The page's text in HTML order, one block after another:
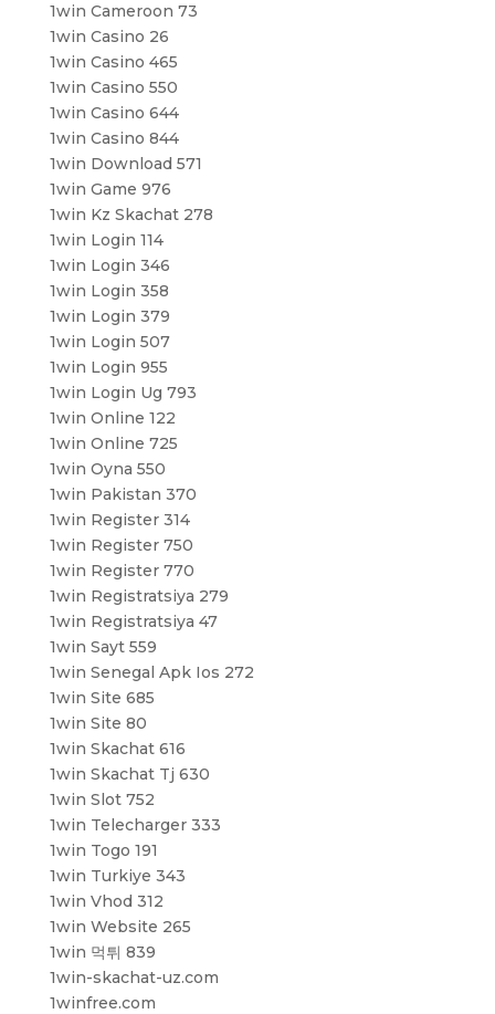
1win Cameroon 73
1win Casino 26
1win Casino 465
1win Casino 550
1win Casino 644
1win Casino 844
1win Download 571
1win Game 976
1win Kz Skachat 278
1win Login 114
1win Login 346
1win Login 358
1win Login 379
1win Login 507
1win Login 955
1win Login Ug 793
1win Online 122
1win Online 725
1win Oyna 550
1win Pakistan 370
1win Register 314
1win Register 750
1win Register 770
1win Registratsiya 279
1win Registratsiya 47
1win Sayt 559
1win Senegal Apk Ios 272
1win Site 685
1win Site 80
1win Skachat 616
1win Skachat Tj 630
1win Slot 752
1win Telecharger 333
1win Togo 191
1win Turkiye 343
1win Vhod 312
1win Website 265
1win 먹튀 839
1win-skachat-uz.com
1winfree.com